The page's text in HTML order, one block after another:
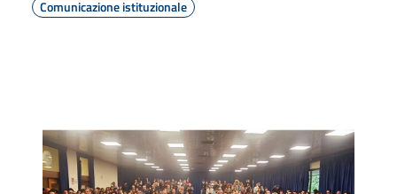
Comunicazione istituzionale